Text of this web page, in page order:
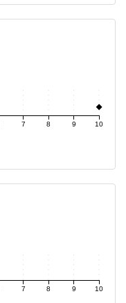
7 8 9 10
7 8 9 10